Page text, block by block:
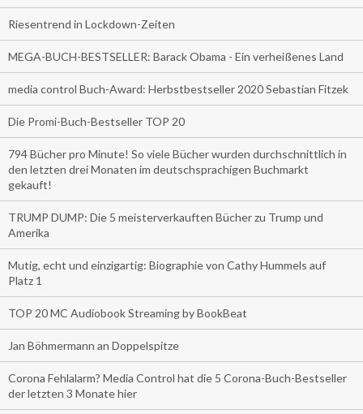
Riesentrend in Lockdown-Zeiten
MEGA-BUCH-BESTSELLER: Barack Obama - Ein verheißenes Land
media control Buch-Award: Herbstbestseller 2020 Sebastian Fitzek
Die Promi-Buch-Bestseller TOP 20
794 Bücher pro Minute! So viele Bücher wurden durchschnittlich in
den letzten drei Monaten im deutschsprachigen Buchmarkt
gekauft!
TRUMP DUMP: Die 5 meisterverkauften Bücher zu Trump und
Amerika
Mutig, echt und einzigartig: Biographie von Cathy Hummels auf
Platz 1
TOP 20 MC Audiobook Streaming by BookBeat
Jan Böhmermann an Doppelspitze
Corona Fehlalarm? Media Control hat die 5 Corona-Buch-Bestseller
der letzten 3 Monate hier